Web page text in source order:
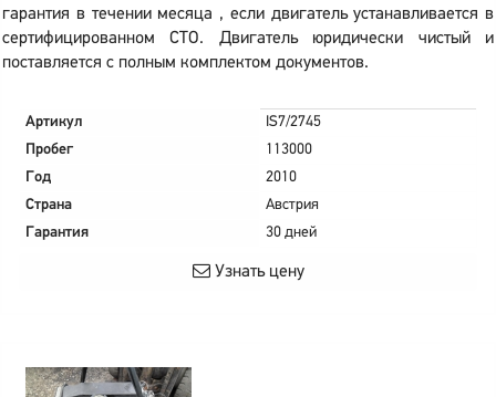
гарантия в течении месяца , если двигатель устанавливается в
сертифицированном СТО. Двигатель юридически чистый и
поставляется с полным комплектом документов.
Артикул
IS7/2745
Пробег
113000
Год
2010
Страна
Австрия
Гарантия
30 дней
Узнать цену